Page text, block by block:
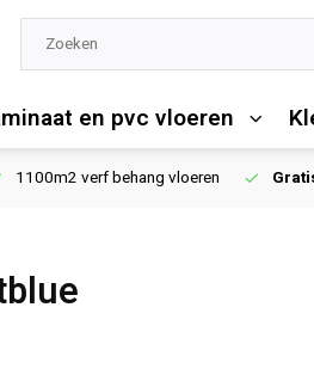
en pvc vloeren
1100m2 verf behang vloeren